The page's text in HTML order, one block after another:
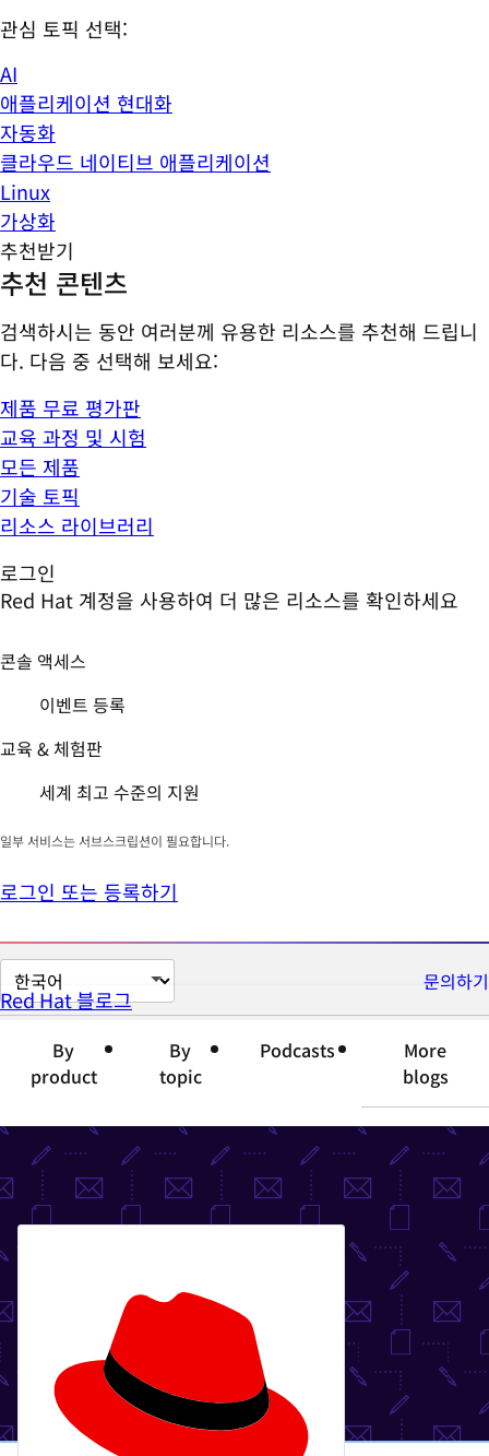
관심 토픽 선택:
AI
애플리케이션 현대화
자동화
클라우드 네이티브 애플리케이션
Linux
가상화
추천받기
추천 콘텐츠
검색하시는 동안 여러분께 유용한 리소스를 추천해 드립니
다. 다음 중 선택해 보세요:
제품 무료 평가판
교육 과정 및 시험
모든 제품
기술 토픽
리소스 라이브러리
로그인
Red Hat 계정을 사용하여 더 많은 리소스를 확인하세요
콘솔 액세스
이벤트 등록
교육 & 체험판
세계 최고 수준의 지원
일부 서비스는 서브스크립션이 필요합니다.
로그인 또는 등록하기
페
이
변
문의하기
Red Hat 블로그
By
product
By
topic
Podcasts
More
blogs